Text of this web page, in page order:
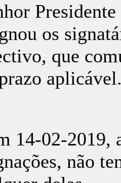
os
que
14-02-2019,
não